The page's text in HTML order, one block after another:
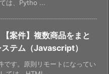
は、Pytho ...
【案件】複数商品をまと
テム（Javascript）
です。原則リモートになってい